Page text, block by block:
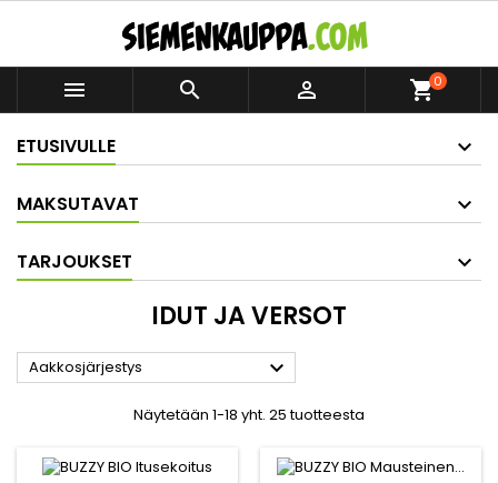
   shopping_cart0
ETUSIVULLE
MAKSUTAVAT
TARJOUKSET
IDUT JA VERSOT
Aakkosjärjestys 
Näytetään 1-18 yht. 25 tuotteesta